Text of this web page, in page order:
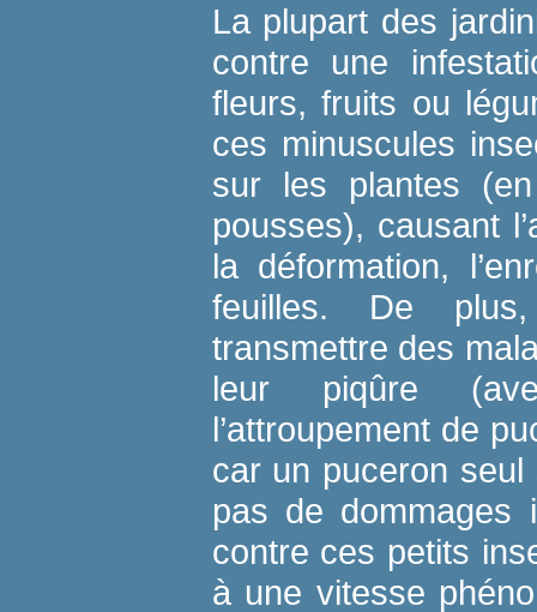
La plupart des
contre une
fleurs, fruits ou
ces minuscules
sur les plantes
pousses), causant
la déformation,
feuilles. De
transmettre des
leur piqûre
l’attroupement de
car un puceron
pas de dommages
contre ces petits
à une vitesse